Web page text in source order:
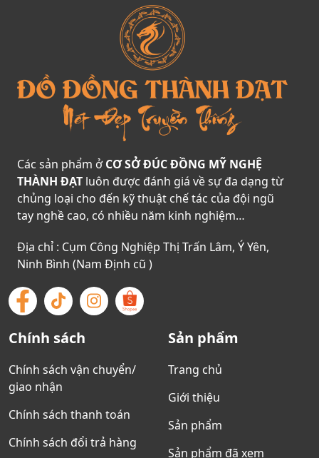
Các sản phẩm ởCƠ SỞ ĐÚC ĐỒNG MỸ NGHỆ
THÀNH ĐẠT luôn được đánh giá về sự đa dạng từ
chủng loại cho đến kỹ thuật chế tác của đội ngũ
tay nghề cao, có nhiều năm kinh nghiệm…
Địa chỉ : Cụm Công Nghiệp Thị Trấn Lâm, Ý Yên,
Ninh Bình (Nam Định cũ )
Chính sách
Chính sách vận chuyển/
giao nhận
Chính sách thanh toán
Chính sách đổi trả hàng
Sản phẩm
Trang chủ
Giới thiệu
Sản phẩm
Sản phẩm đã xem